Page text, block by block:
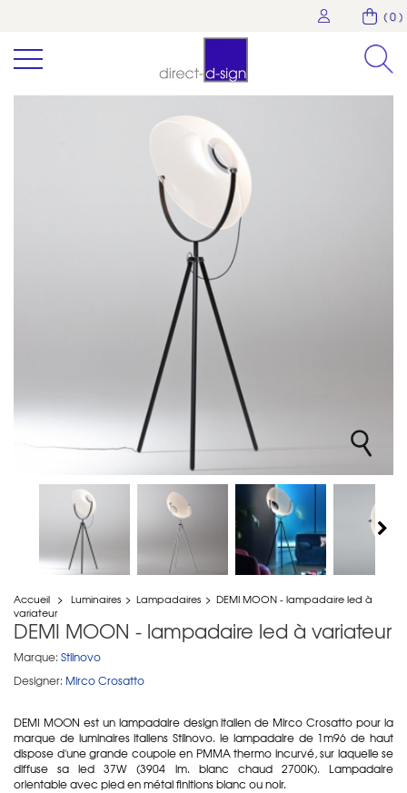
( 0 )
Accueil > Luminaires > Lampadaires > DEMI MOON - lampadaire led à
variateur
DEMI MOON - lampadaire led à variateur
Marque: Stilnovo
Designer: Mirco Crosatto
DEMI MOON est un lampadaire design italien de Mirco Crosatto pour la
marque de luminaires italiens Stilnovo. le lampadaire de 1m96 de haut
dispose d'une grande coupole en PMMA thermo incurvé, sur laquelle se
diffuse sa led 37W (3904 lm. blanc chaud 2700K). Lampadaire
orientable avec pied enmétal finitions blanc ou noir.